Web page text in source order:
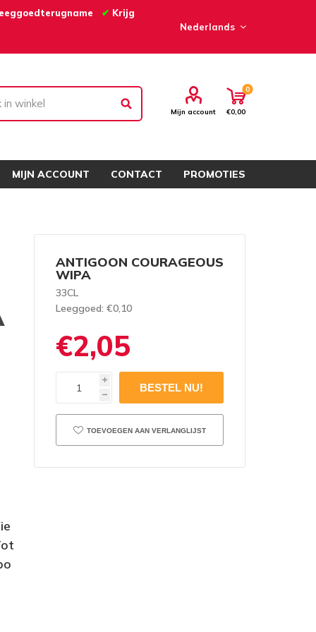
✔ Krijg
Mijn account
0
€0,00
MIJN ACCOUNT CONTACT PROMOTIES
ANTIGOON COURAGEOUS
WIPA
33CL
Leeggoed: €0,10
€2,05
i
h
TOEVOEGEN AAN VERLANGLIJST